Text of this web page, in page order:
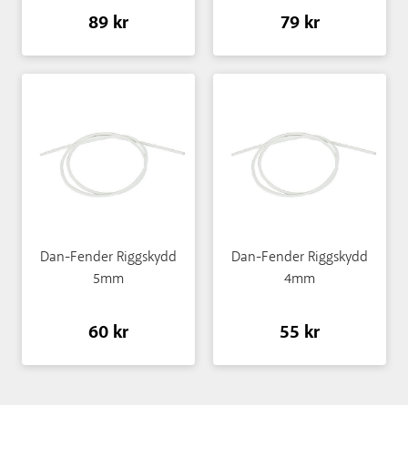
89 kr 79 kr
Dan-Fender Riggskydd
5mm
60 kr
Dan-Fender Riggskydd
4mm
55 kr